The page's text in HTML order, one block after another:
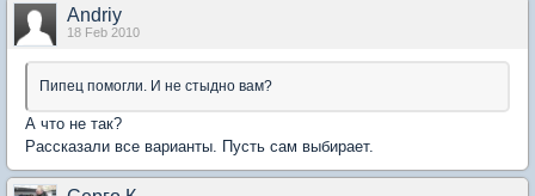
Andriy
18 Feb 2010
Пипец помогли. И не стыдно вам?
А что не так?
Рассказали все варианты. Пусть сам выбирает.